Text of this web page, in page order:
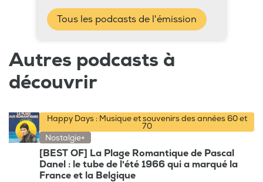
Tous les podcasts de l'émission
Autres podcasts à
découvrir
Happy Days : Musique et souvenirs des années 60 et
70
Nostalgie+
[BEST OF] La Plage Romantique de Pascal
Danel : le tube de l'été 1966 qui a marqué la
France et la Belgique